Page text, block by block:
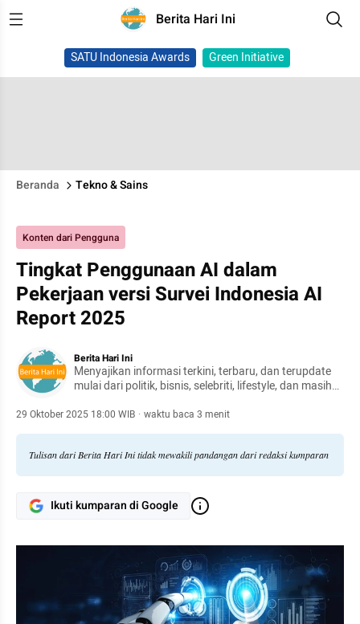
Berita Hari Ini
SATU Indonesia Awards Green Initiative
Beranda Tekno & Sains
Konten dari Pengguna
Tingkat Penggunaan AI dalam
Pekerjaan versi Survei Indonesia AI
Report 2025
Berita Hari Ini
Menyajikan informasi terkini, terbaru, dan terupdate
mulai dari politik, bisnis, selebriti, lifestyle, dan masih
29 Oktober 2025 18:00 WIB · waktu baca 3 menit
Tulisan dari Berita Hari Ini tidak mewakili pandangan dari redaksi kumparan
Ikuti kumparan di Google